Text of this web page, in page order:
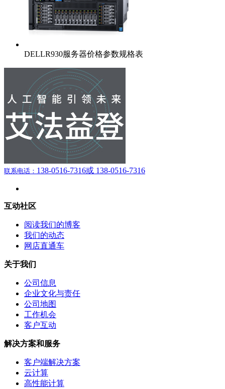
DELLR930服务器价格参数规格表
联系电话： 138-0516-7316或 138-0516-7316
互动社区
阅读我们的博客
我们的动态
网店直通车
关于我们
公司信息
企业文化与责任
公司地图
工作机会
客户互动
解决方案和服务
客户端解决方案
云计算
高性能计算